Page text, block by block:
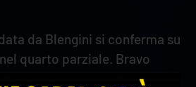
da Blengini si conferma su
quarto parziale. Bravo
palla del pareggio con tocco